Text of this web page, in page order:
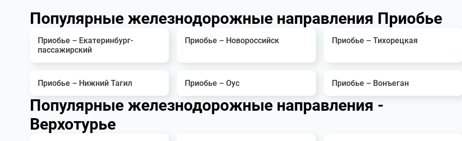
Популярные железнодорожные направления Приобье
Приобье – Екатеринбург-
пассажирский
Приобье – Новороссийск Приобье – Тихорецкая
Приобье – Нижний Тагил Приобье – Оус Приобье – Вонъеган
Популярные железнодорожные направления -
Верхотурье